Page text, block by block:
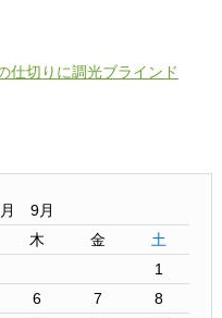
仕切りに調光ブラインド
9月
木 金
土
1
6 7
8